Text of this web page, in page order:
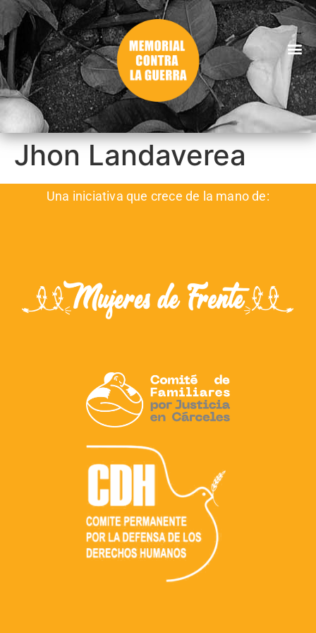
Jhon Landaverea
Una iniciativa que crece de la mano de: